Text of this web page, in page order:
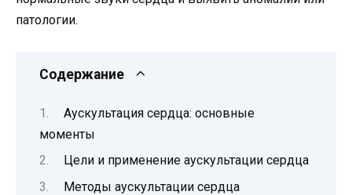
патологии.
Содержание
Аускультация сердца: основные
моменты
Цели и применение аускультации сердца
Методы аускультации сердца